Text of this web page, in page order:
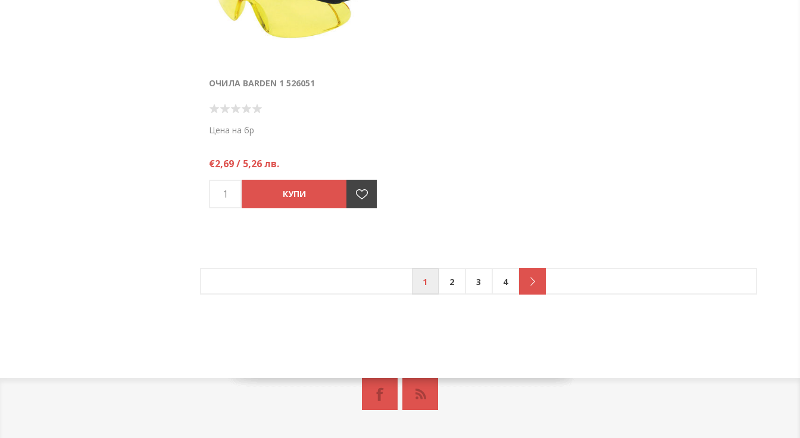
ОЧИЛА BARDEN 1 526051
Цена на бр
€2,69 / 5,26 лв.
1 2 3 4